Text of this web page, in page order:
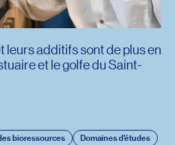
bioressources
Domaines d'études
leurs additifs sont de plus en
et le golfe du Saint-